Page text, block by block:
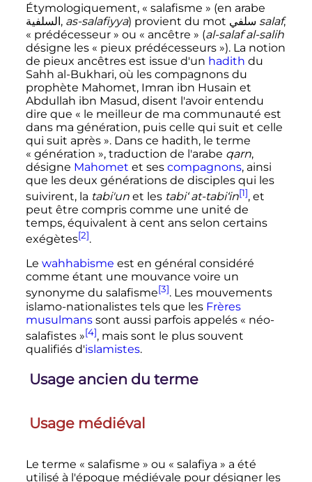
Étymologiquement, « salafisme » (en arabe
السلفية, as-salafiyya) provient du mot سلفي salaf,
« prédécesseur » ou « ancêtre » (al-salaf al-salih
désigne les « pieux prédécesseurs »). La notion
de pieux ancêtres est issue d'un hadith du
Sahh al-Bukhari, où les compagnons du
prophète Mahomet, Imran ibn Husain et
Abdullah ibn Masud, disent l'avoir entendu
dire que « le meilleur de ma communauté est
dans ma génération, puis celle qui suit et celle
qui suit après ». Dans ce hadith, le terme
« génération », traduction de l'arabe qarn,
désigne Mahomet et ses compagnons, ainsi
que les deux générations de disciples qui les
suivirent, la tabi'unet les tabi‘ at-tabi‘in[1], et
peut être compris comme une unité de
temps, équivalent à cent ans selon certains
exégètes[2].
Le wahhabisme est en général considéré
comme étant une mouvance voire un
synonyme du salafisme[3]. Les mouvements
islamo-nationalistes tels que les Frères
musulmanssont aussi parfois appelés « néo-
salafistes »[4], mais sont le plus souvent
qualifiés d'islamistes.
Usage ancien du terme
Usage médiéval
Le terme « salafisme » ou « salafiya » a été
utilisé à l'époque médiévale pour désigner les